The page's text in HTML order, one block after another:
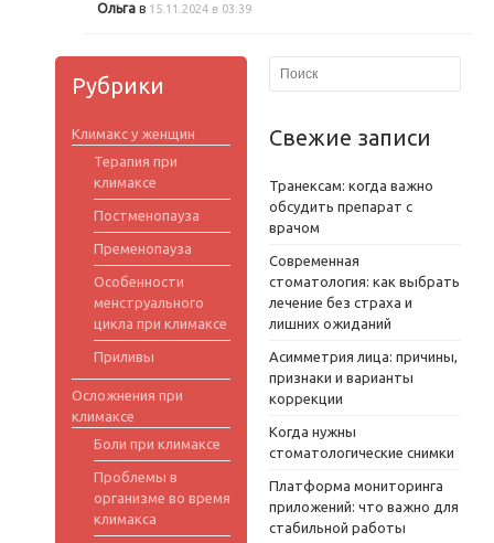
Ольга в 15.11.2024 в 03:39
Рубрики
Климакс у женщин
Терапия при
климаксе
Постменопауза
Пременопауза
Особенности
менструального
цикла при климаксе
Приливы
Осложнения при
климаксе
Боли при климаксе
Проблемы в
организме во время
климакса
Свежие записи
Транексам: когда важно
обсудить препарат с
врачом
Современная
стоматология: как выбрать
лечение без страха и
лишних ожиданий
Асимметрия лица: причины,
признаки и варианты
коррекции
Когда нужны
стоматологические снимки
Платформа мониторинга
приложений: что важно для
стабильной работы